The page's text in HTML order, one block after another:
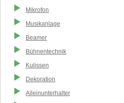
Mikrofon
Musikanlage
Beamer
Bühnentechnik
Kulissen
Dekoration
Alleinunterhalter